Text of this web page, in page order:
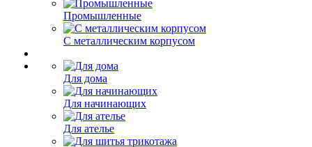
Промышленные
С металлическим корпусом
Для дома
Для начинающих
Для ателье